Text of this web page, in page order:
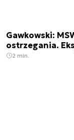
Gawkowski:
ostrzegania.
2 min.